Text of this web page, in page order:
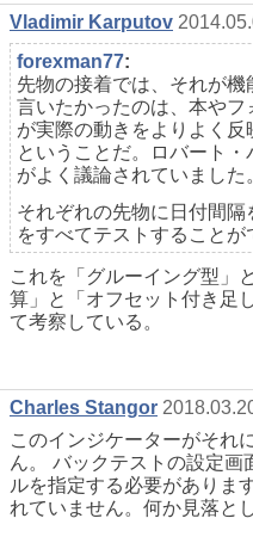
Vladimir Karputov
forexman77:
先物の接着では、それが
言いたかったのは、本や
が実際の動きをよりよく
ということだ。ロバート
がよく議論されていました
それぞれの先物に日付間
をすべてテストすることが
これを「グルーイング型」
算」と「オフセット付き足
て考察している。
Charles Stangor
このインジケーターがそれ
ん。 バックテストの設定画
ルを指定する必要がありま
れていません。何か見落と